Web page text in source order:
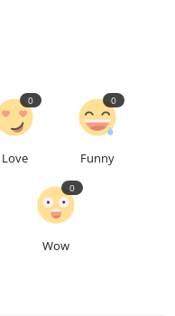
Love
0
Funny
0
Wow
0